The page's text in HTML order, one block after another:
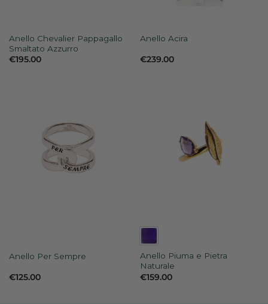
Anello Chevalier Pappagallo
Smaltato Azzurro
€195.00
Anello Acira
€239.00
Anello Per Sempre
€125.00
Anello Piuma e Pietra
Naturale
€159.00